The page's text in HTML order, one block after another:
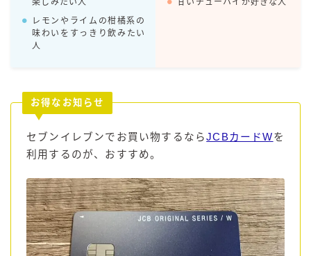
寶「丸おろし」
極上レモンサワー
タンチュー
コカ・コーラ
檸檬堂
WATTA
natura WATTA
ちゅらWATTA
楽しみたい人
レモンやライムの柑橘系の
味わいをすっきり飲みたい
人
甘いチューハイが好きな人
お得なお知らせ
セブンイレブンでお買い物するならJCBカードWを
利用するのが、おすすめ。